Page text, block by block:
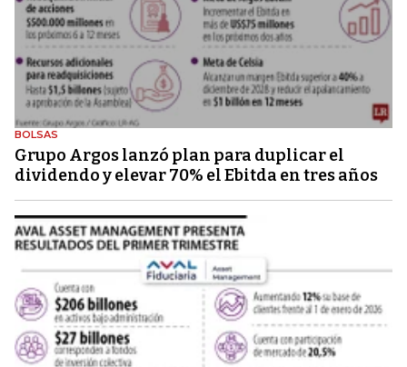
BOLSAS
Grupo Argos lanzó plan para duplicar el
dividendo y elevar 70% el Ebitda en tres años